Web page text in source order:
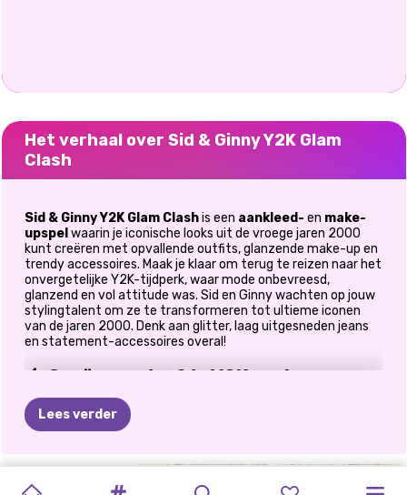
Het verhaal over Sid & Ginny Y2K Glam
Clash
Sid & Ginny Y2K Glam Clashis een aankleed- en make-
upspel waarin je iconische looks uit de vroege jaren 2000
kunt creëren met opvallende outfits, glanzende make-up en
trendy accessoires. Maak je klaar om terug te reizen naar het
onvergetelijke Y2K-tijdperk, waar mode onbevreesd,
glanzend en vol attitude was. Sid en Ginny wachten op jouw
stylingtalent om ze te transformeren tot ultieme iconen
van de jaren 2000. Denk aan glitter, laag uitgesneden jeans
en statement-accessoires overal!
💄 Creëer gedurfde Y2K-makeovers
Betreed de glamourzone en laat je innerlijke stylist los.
Experimenteer met stralende foundations en
gedurfde looks.
Lees verder
GROOVY
RETRO ROSIE'S
RETRO